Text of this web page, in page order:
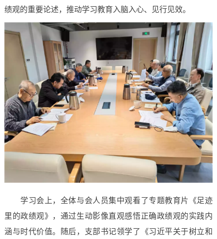
绩观的重要论述，推动学习教育入脑入心、见行见效。
学习会上，全体与会人员集中观看了专题教育片《足迹
里的政绩观》，通过生动影像直观感悟正确政绩观的实践内
涵与时代价值。随后，支部书记领学了《习近平关于树立和